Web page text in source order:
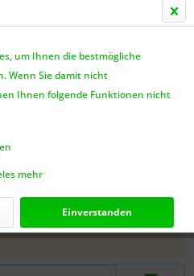
derzeit nicht zur Verfügung!
mich, sobald der Artikel
um Ihnen die bestmögliche
Wenn Sie damit nicht
Ihnen folgende Funktionen nicht
mehr
Einverstanden